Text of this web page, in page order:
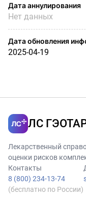
Дата аннулирования
Нет данных
Дата обновления
2025-04-19
ЛС
Лекарственный
оценки рисков
Контакты
8 (800) 234-13-74
(бесплатно по России)